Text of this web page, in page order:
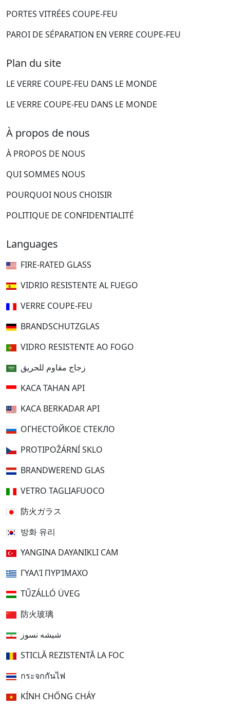
PORTES VITRÉES COUPE-FEU
PAROI DE SÉPARATION EN VERRE COUPE-FEU
Plan du site
LE VERRE COUPE-FEU DANS LE MONDE
LE VERRE COUPE-FEU DANS LE MONDE
À propos de nous
À PROPOS DE NOUS
QUI SOMMES NOUS
POURQUOI NOUS CHOISIR
POLITIQUE DE CONFIDENTIALITÉ
Languages
FIRE-RATED GLASS
VIDRIO RESISTENTE AL FUEGO
VERRE COUPE-FEU
BRANDSCHUTZGLAS
VIDRO RESISTENTE AO FOGO
زجاج مقاوم للحريق
KACA TAHAN API
KACA BERKADAR API
ОГНЕСТОЙКОЕ СТЕКЛО
PROTIPOŽÁRNÍ SKLO
BRANDWEREND GLAS
VETRO TAGLIAFUOCO
防火ガラス
방화 유리
YANGINA DAYANIKLI CAM
ΓΥΑΛΊ ΠΥΡΊΜΑΧΟ
TŰZÁLLÓ ÜVEG
防火玻璃
شیشه نسوز
STICLĂ REZISTENTĂ LA FOC
กระจกกันไฟ
KÍNH CHỐNG CHÁY